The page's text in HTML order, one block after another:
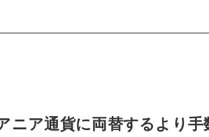
ニア通貨に両替するより手